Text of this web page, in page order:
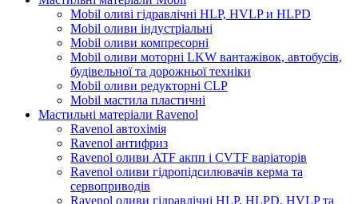
Mobil оливі гідравлічні HLP, HVLP и HLPD
Mobil оливи індустріальні
Mobil оливи компресорні
Mobil оливи моторні LKW вантажівок, автобусів,
будівельної та дорожньої техніки
Mobil оливи редукторні CLP
Mobil мастила пластичні
Мастильні матеріали Ravenol
Ravenol автохімія
Ravenol антифриз
Ravenol оливи ATF акпп і CVTF варіаторів
Ravenol оливи гідропідсилювачів керма та
сервоприводів
Ravenol оливи гідравлічні HLP, HLPD, HVLP та